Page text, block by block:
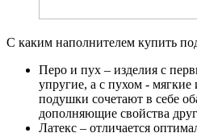
С каким наполнителем купить
Перо и пух – изделия с
упругие, а с пухом -
подушки сочетают в себе
дополняющие свойства
Латекс – отличается